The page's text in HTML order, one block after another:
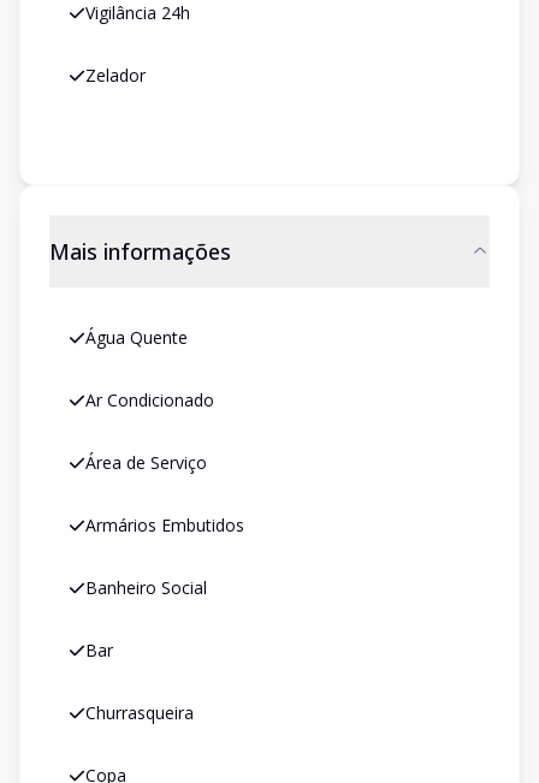
Vigilância 24h
Zelador
Mais informações
Água Quente
Ar Condicionado
Área de Serviço
Armários Embutidos
Banheiro Social
Bar
Churrasqueira
Copa